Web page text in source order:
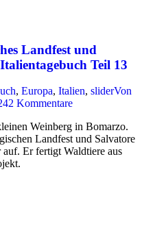
Landfest und
Teil 13
, Europa, Italien, sliderVon
2 Kommentare
Weinberg in Bomarzo.
Landfest und Salvatore
Er fertigt Waldtiere aus